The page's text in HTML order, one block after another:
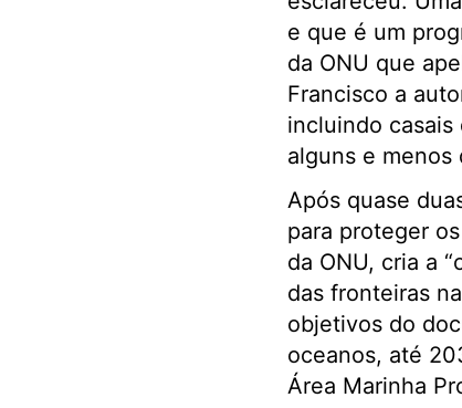
e que é um
da ONU que
Francisco a
incluindo casais
alguns e menos
Após quase
para proteger
da ONU, cria a
das fronteiras
objetivos do
oceanos, até
Área Marinha